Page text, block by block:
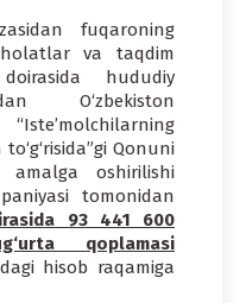
fuqaroning
va taqdim
hududiy
O‘zbekiston
Qonuni
amalga oshirilishi
tomonidan
93 441 600
qoplamasi
hisob raqamiga